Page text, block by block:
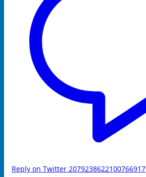
Reply on Twitter 2079238622100766917